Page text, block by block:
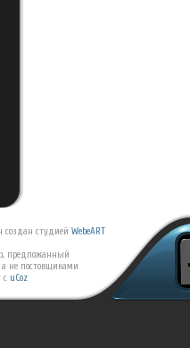
студией WebeART
предложанный
не постовщиками
с uCoz